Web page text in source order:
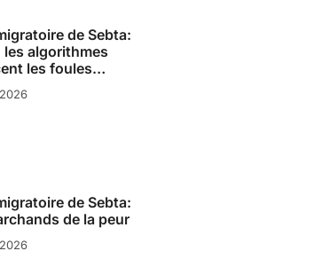
de Sebta:
les algorithmes
les foules…
de Sebta:
de la peur